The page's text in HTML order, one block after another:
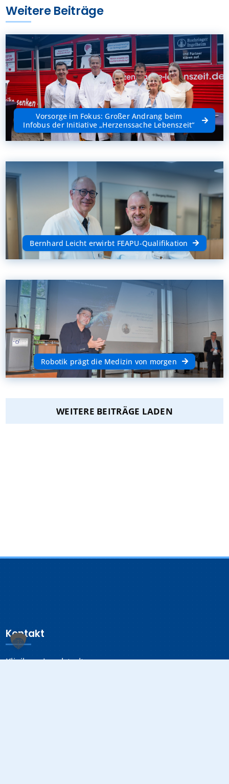
Weitere Beiträge
Vorsorge im Fokus: Großer Andrang beim
Infobus der Initiative „Herzenssache Lebenszeit“
Bernhard Leicht erwirbt FEAPU-Qualifikation
Robotik prägt die Medizin von morgen
WEITERE BEITRÄGE LADEN
Kontakt
Klinikum Ingolstadt